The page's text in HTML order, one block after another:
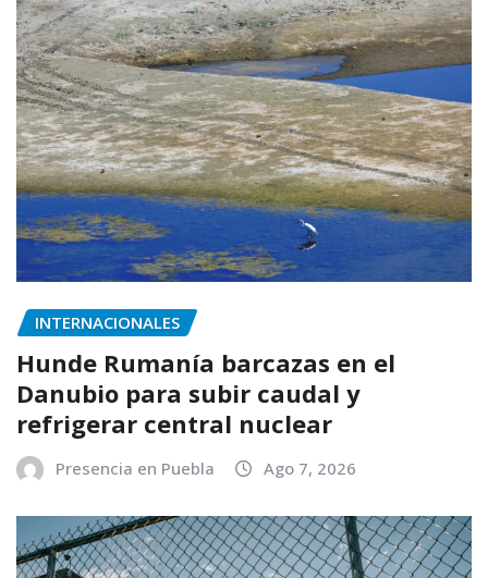
INTERNACIONALES
Hunde Rumanía barcazas en el
Danubio para subir caudal y
refrigerar central nuclear
Presencia en Puebla Ago 7, 2026